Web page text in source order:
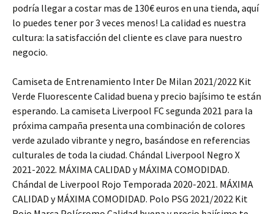
podría llegar a costar mas de 130€ euros en una tienda, aquí
lo puedes tener por 3 veces menos! La calidad es nuestra
cultura: la satisfacción del cliente es clave para nuestro
negocio.
Camiseta de Entrenamiento Inter De Milan 2021/2022 Kit
Verde Fluorescente Calidad buena y precio bajísimo te están
esperando. La camiseta Liverpool FC segunda 2021 para la
próxima campaña presenta una combinación de colores
verde azulado vibrante y negro, basándose en referencias
culturales de toda la ciudad. Chándal Liverpool Negro X
2021-2022. MÁXIMA CALIDAD y MÁXIMA COMODIDAD.
Chándal de Liverpool Rojo Temporada 2020-2021. MÁXIMA
CALIDAD y MÁXIMA COMODIDAD. Polo PSG 2021/2022 Kit